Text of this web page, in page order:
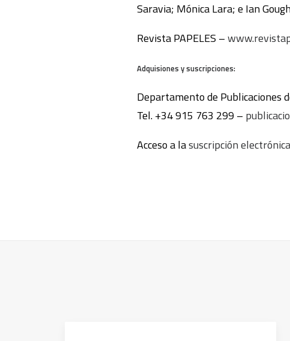
Saravia; Mónica Lara; e Ian
Revista PAPELES –
Adquisiones y suscripciones:
Departamento de Publicaciones
Tel. +34 915 763 299 –
Acceso a lasuscripción